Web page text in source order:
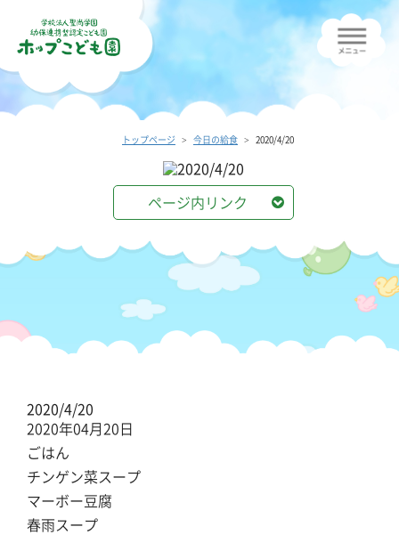
トップページ 今日の給食 2020/4/20
ページ内リンク
2020/4/20
2020年04月20日
ごはん
チンゲン菜スープ
マーボー豆腐
春雨スープ